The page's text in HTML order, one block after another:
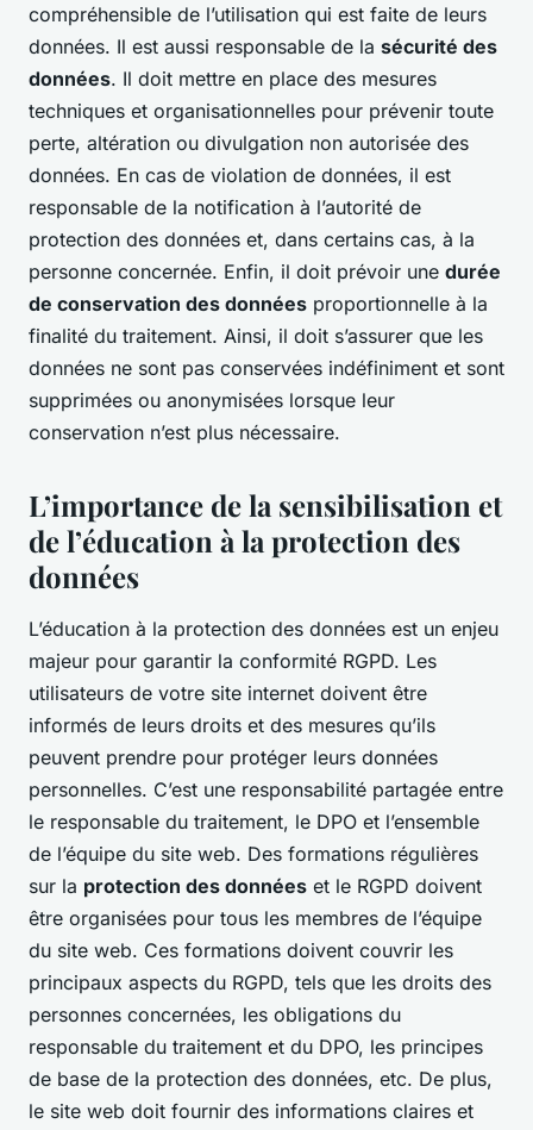
compréhensible de l’utilisation qui est faite de leurs
données. Il est aussi responsable de la sécurité des
données. Il doit mettre en place des mesures
techniques et organisationnelles pour prévenir toute
perte, altération ou divulgation non autorisée des
données. En cas de violation de données, il est
responsable de la notification à l’autorité de
protection des données et, dans certains cas, à la
personne concernée. Enfin, il doit prévoir une durée
de conservation des données proportionnelle à la
finalité du traitement. Ainsi, il doit s’assurer que les
données ne sont pas conservées indéfiniment et sont
supprimées ou anonymisées lorsque leur
conservation n’est plus nécessaire.
L’importance de la sensibilisation et
de l’éducation à la protection des
données
L’éducation à la protection des données est un enjeu
majeur pour garantir la conformité RGPD. Les
utilisateurs de votre site internet doivent être
informés de leurs droits et des mesures qu’ils
peuvent prendre pour protéger leurs données
personnelles. C’est une responsabilité partagée entre
le responsable du traitement, le DPO et l’ensemble
de l’équipe du site web. Des formations régulières
sur la protection des données et le RGPD doivent
être organisées pour tous les membres de l’équipe
du site web. Ces formations doivent couvrir les
principaux aspects du RGPD, tels que les droits des
personnes concernées, les obligations du
responsable du traitement et du DPO, les principes
de base de la protection des données, etc. De plus,
le site web doit fournir des informations claires et